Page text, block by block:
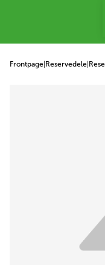
Frontpage Reservedele